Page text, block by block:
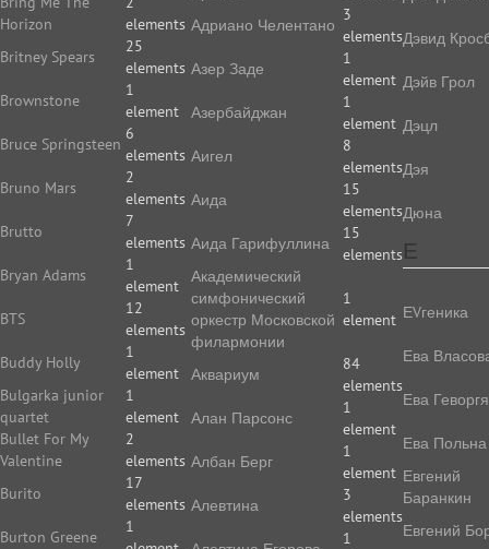
Horizon
elements
Britney Spears
25
elements
Brownstone
1
element
Bruce Springsteen
6
elements
Bruno Mars
2
elements
Brutto
7
elements
Bryan Adams
1
element
BTS
12
elements
Buddy Holly
1
element
Bulgarka junior
quartet
1
element
Bullet For My
Valentine
2
elements
Burito
17
elements
Burton Greene
1
Адриано Челентано
3
elements
Азер Заде
1
element
Азербайджан
1
element
Аигел
8
elements
Аида
15
elements
Аида Гарифуллина
15
elements
Академический
симфонический
оркестр Московской
филармонии
1
element
Аквариум
84
elements
Алан Парсонс
1
element
Албан Берг
1
element
Алевтина
3
elements
1
Дэвид
Дэйв Грол
Дэцл
Дэя
Дюна
Е
ЕVгеника
Ева
Ева
Ева Польна
Евгений
Баранкин
Евгений